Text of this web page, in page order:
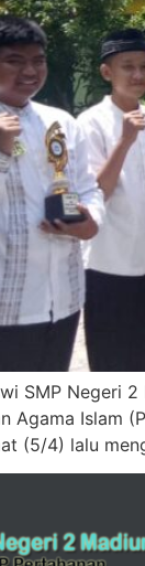
SMP Negeri
Agama Islam
(5/4) lalu